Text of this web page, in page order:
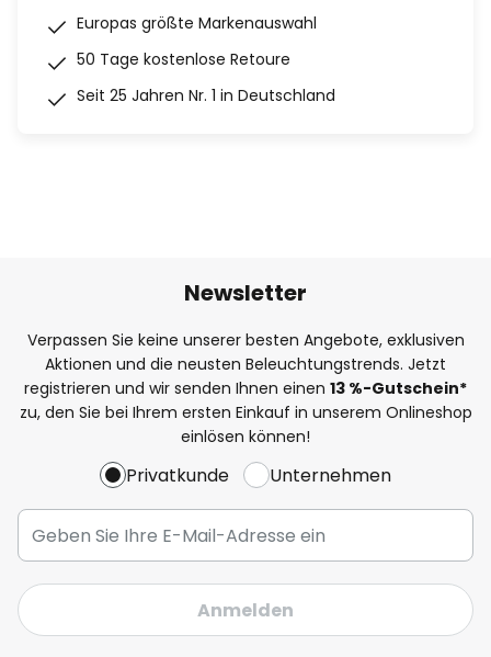
Europas größte Markenauswahl
50 Tage kostenlose Retoure
Seit 25 Jahren Nr. 1 in Deutschland
Newsletter
Verpassen Sie keine unserer besten Angebote, exklusiven
Aktionen und die neusten Beleuchtungstrends. Jetzt
registrieren und wir senden Ihnen einen 13 %-Gutschein*
zu, den Sie bei Ihrem ersten Einkauf in unserem Onlineshop
einlösen können!
Privatkunde Unternehmen
Anmelden